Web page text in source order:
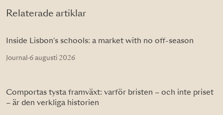
Relaterade artiklar
Inside Lisbon's schools: a market with no off-season
Journal ·6 augusti 2026
Comportas tysta framväxt: varför bristen – och inte priset
– är den verkliga historien